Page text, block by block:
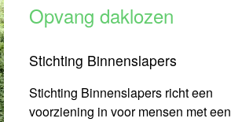
Opvang daklozen
Stichting Binnenslapers
Stichting Binnenslapers richt een
voorziening in voor mensen met een